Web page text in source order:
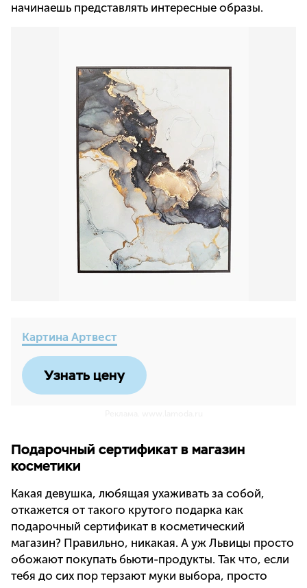
начинаешь представлять интересные образы.
Картина Артвест
Узнать цену
Подарочный сертификат в магазин
косметики
Какая девушка, любящая ухаживать за собой,
откажется от такого крутого подарка как
подарочный сертификат в косметический
магазин? Правильно, никакая. А уж Львицы просто
обожают покупать бьюти-продукты. Так что, если
тебя до сих пор терзают муки выбора, просто